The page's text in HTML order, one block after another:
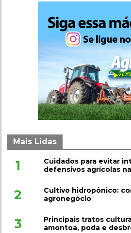
Mais Lidas
1
Cuidados para evitar
defensivos agrícolas
2
Cultivo hidropônico:
agronegócio
3
Principais tratos
amontoa, poda e